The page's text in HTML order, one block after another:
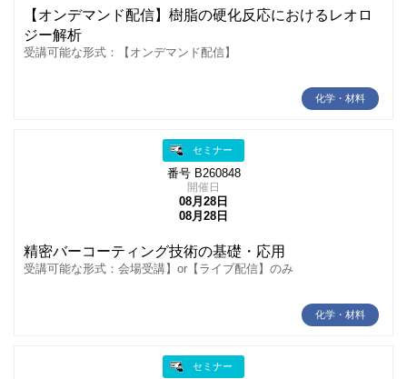
【オンデマンド配信】樹脂の硬化反応におけるレオロ
ジー解析
受講可能な形式：【オンデマンド配信】
化学・材料
セミナー
番号 B260848
開催日
08月28日
08月28日
精密バーコーティング技術の基礎・応用
受講可能な形式：会場受講】or【ライブ配信】のみ
化学・材料
セミナー